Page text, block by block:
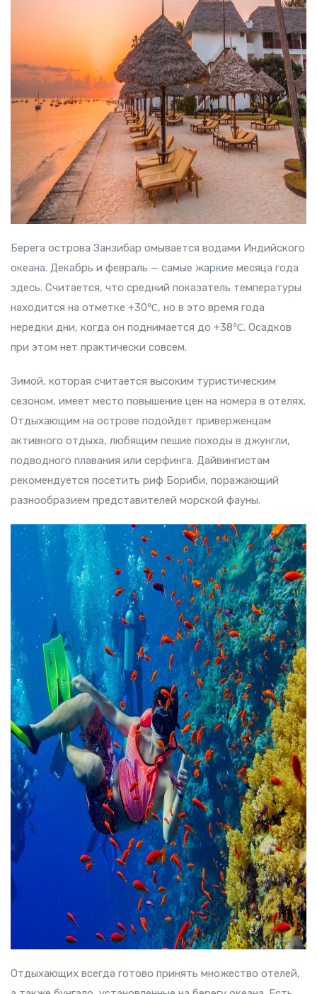
Берега острова Занзибар омывается водами Индийского
океана. Декабрь и февраль — самые жаркие месяца года
здесь. Считается, что средний показатель температуры
находится на отметке +30℃, но в это время года
нередки дни, когда он поднимается до +38℃. Осадков
при этом нет практически совсем.
Зимой, которая считается высоким туристическим
сезоном, имеет место повышение цен на номера в отелях.
Отдыхающим на острове подойдет приверженцам
активного отдыха, любящим пешие походы в джунгли,
подводного плавания или серфинга. Дайвингистам
рекомендуется посетить риф Бориби, поражающий
разнообразием представителей морской фауны.
Отдыхающих всегда готово принять множество отелей,